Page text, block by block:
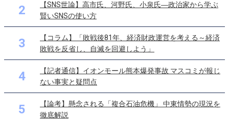
2
【SNS世論】高市氏、河野氏、小泉氏―政治家から学ぶ
賢いSNSの使い方
3
【コラム】「敗戦後81年、経済財政運営を考える～経済
敗戦を反省し、自滅を回避しよう」
4
【記者通信】イオンモール熊本爆発事故 マスコミが報じ
ない事実と疑問点
5
【論考】懸念される「複合石油危機」 中東情勢の現況を
徹底解説